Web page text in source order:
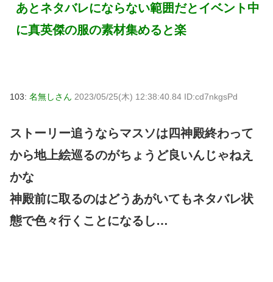
あとネタバレにならない範囲だとイベント中
に真英傑の服の素材集めると楽
103: 名無しさん 2023/05/25(木) 12:38:40.84 ID:cd7nkgsPd
ストーリー追うならマスソは四神殿終わって
から地上絵巡るのがちょうど良いんじゃねえ
かな
神殿前に取るのはどうあがいてもネタバレ状
態で色々行くことになるし…